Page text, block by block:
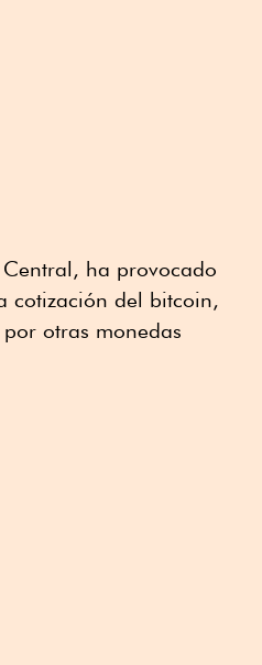
ha provocado
cotización del bitcoin,
otras monedas